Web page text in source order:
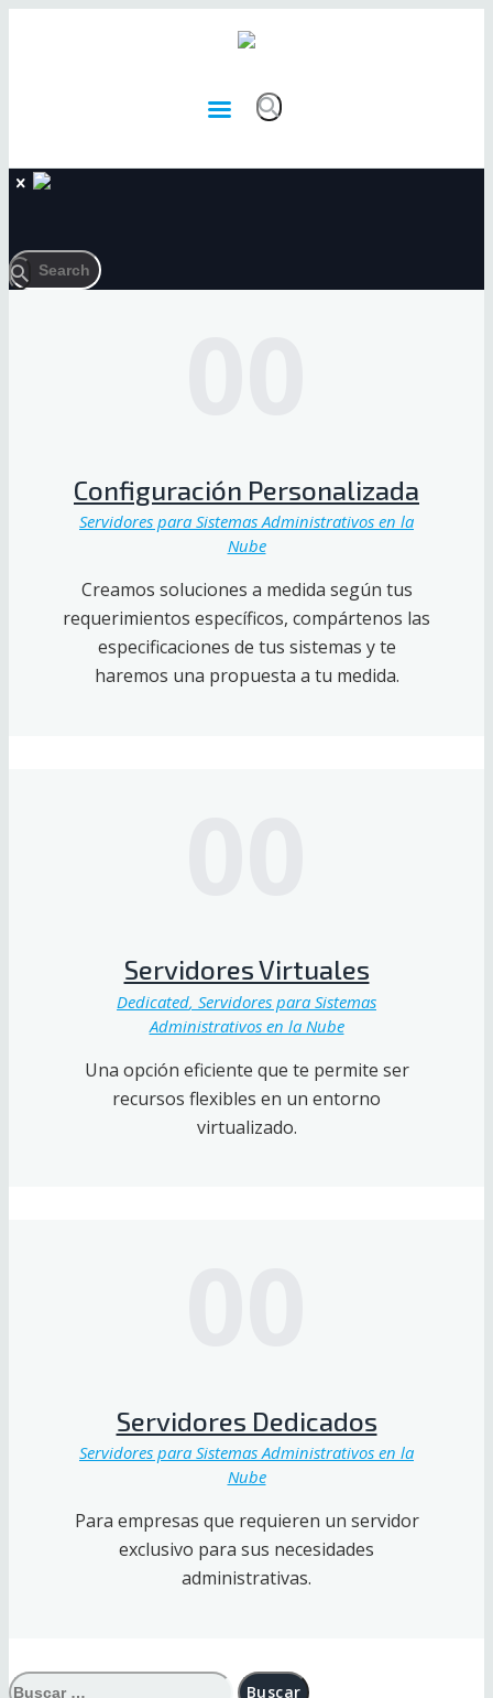
Configuración Personalizada
Servidores para Sistemas Administrativos en la
Nube
Creamos soluciones a medida según tus
requerimientos específicos, compártenos las
especificaciones de tus sistemas y te
haremos una propuesta a tu medida.
Servidores Virtuales
Dedicated, Servidores para Sistemas
Administrativos en la Nube
Una opción eficiente que te permite ser
recursos flexibles en un entorno
virtualizado.
Servidores Dedicados
Servidores para Sistemas Administrativos en la
Nube
Para empresas que requieren un servidor
exclusivo para sus necesidades
administrativas.
Buscar: